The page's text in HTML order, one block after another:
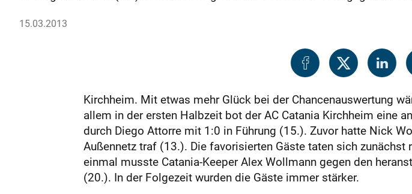
15.03.2013
Kirchheim. Mit etwas mehr Glück bei der Chancenauswertung
allem in der ersten Halbzeit bot der AC Catania Kirchheim eine
durch Diego Attorre mit 1:0 in Führung (15.). Zuvor hatte Nick
Außennetz traf (13.). Die favorisierten Gäste taten sich
einmal musste Catania-Keeper Alex Wollmann gegen den
(20.). In der Folgezeit wurden die Gäste immer stärker.